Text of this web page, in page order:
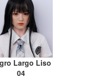
Largo Liso
04